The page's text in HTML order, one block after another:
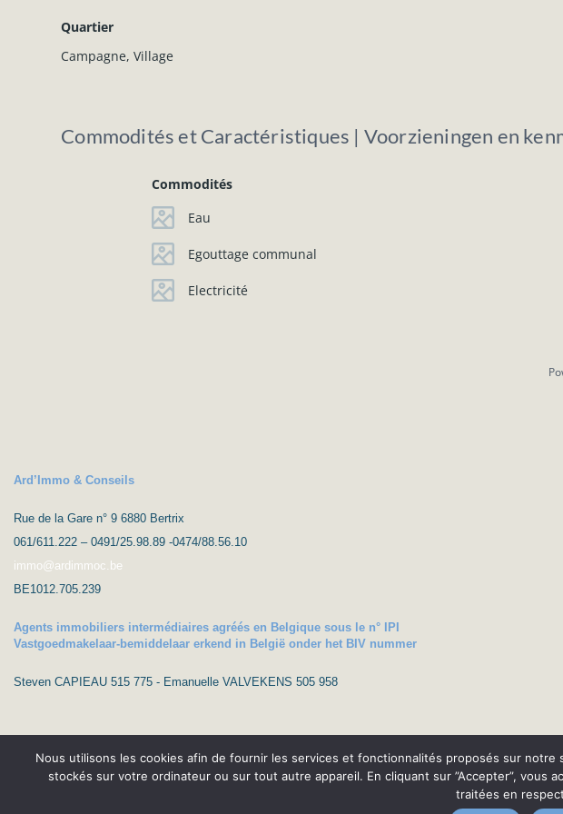
Quartier
Campagne,Village
Commodités et Caractéristiques | Voorzieningen en
Commodités
Eau
Egouttage communal
Electricité
Ard’Immo & Conseils
Rue de la Gare n° 9 6880 Bertrix
061/611.222 – 0491/25.98.89 -0474/88.56.10
immo@ardimmoc.be
BE1012.705.239
Agents immobiliers intermédiaires agréés en Belgique sous le n° IPI
Vastgoedmakelaar-bemiddelaar erkend in België onder het BIV nummer
Steven CAPIEAU 515 775 - Emanuelle VALVEKENS 505 958
Nous utilisons les cookies afin de fournir les services et fonctionnalités proposés sur
stockés sur votre ordinateur ou sur tout autre appareil. En cliquant sur ”Accepter”, vous
traitées en